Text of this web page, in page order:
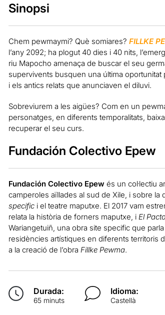
Sinopsi
Chem pewmaymi? Què somiares? FILLKE
l’any 2092; ha plogut 40 dies i 40 nits,
riu Mapocho amenaça de buscar el seu
supervivents busquen una última
i els antics relats que anunciaven el diluvi.
Sobreviurem a les aigües? Com en un
personatges, en diferents temporalitats,
recuperar el seu curs.
Fundación Colectivo Epew
Fundación Colectivo Epew és un col·lectiu
camperoles aïllades al sud de Xile, i sobre la
specific i el teatre maputxe. El 2017 vam
relata la història de forners maputxe, i El
Wariangetuiñ, una obra site specific que
residències artístiques en diferents territoris
a la creació de l’obra Fillke Pewma.
Durada:
65 minuts
Idioma:
Castellà